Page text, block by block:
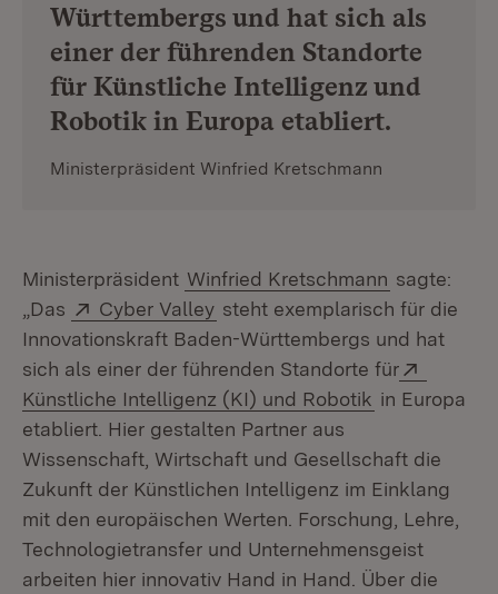
Württembergs und hat sich als
einer der führenden Standorte
für Künstliche Intelligenz und
Robotik in Europa etabliert.
Ministerpräsident Winfried Kretschmann
Ministerpräsident Winfried Kretschmann sagte:
„Das
Extern:
Cyber Valley (Öffnet in neuem Fenster)
steht exemplarisch für die
Innovationskraft Baden-Württembergs und hat
sich als einer der führenden Standorte für
Künstliche Intelligenz (KI) und Robotik (Öffnet in
in Europa
etabliert. Hier gestalten Partner aus
Wissenschaft, Wirtschaft und Gesellschaft die
Zukunft der Künstlichen Intelligenz im Einklang
mit den europäischen Werten. Forschung, Lehre,
Technologietransfer und Unternehmensgeist
arbeiten hier innovativ Hand in Hand. Über die